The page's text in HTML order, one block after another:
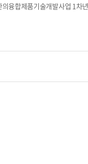
융합제품기술개발사업 1차